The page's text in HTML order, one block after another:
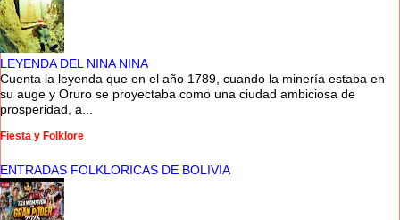
LEYENDA DEL NINA NINA
Cuenta la leyenda que en el año 1789, cuando la minería estaba en
su auge y Oruro se proyectaba como una ciudad ambiciosa de
prosperidad, a...
Fiesta y Folklore
ENTRADAS FOLKLORICAS DE BOLIVIA